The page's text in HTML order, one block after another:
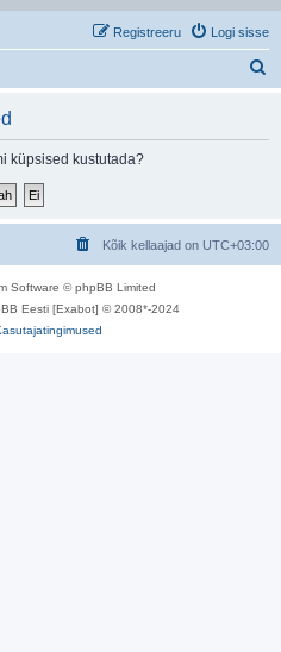
Logi sisse
Registreeru
küpsised kustutada?
Kõik kellaajad on UTC+03:00
Software © phpBB Limited
Eesti [Exabot] © 2008*-2024